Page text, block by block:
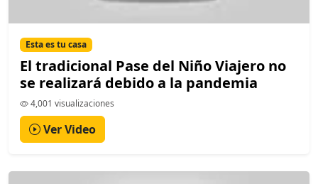
Esta es tu casa
El tradicional Pase del Niño Viajero no
se realizará debido a la pandemia
4,001 visualizaciones
Ver Video